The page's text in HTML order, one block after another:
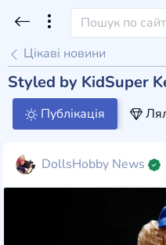
Цікаві новини
Styled by KidSuper
Публікація
DollsHobby News